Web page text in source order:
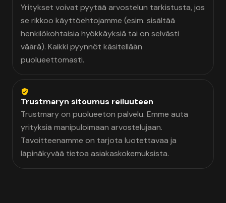
Yritykset voivat pyytää arvostelun tarkistusta, jos
se rikkoo käyttöehtojamme (esim. sisältää
henkilökohtaisia hyökkäyksiä tai on selvästi
väärä). Kaikki pyynnöt käsitellään
puolueettomasti.
Trustmaryn sitoumus reiluuteen
Trustmary on puolueeton palvelu. Emme auta
yrityksiä manipuloimaan arvostelujaan.
Tavoitteenamme on tarjota luotettavaa ja
läpinäkyvää tietoa asiakaskokemuksista.